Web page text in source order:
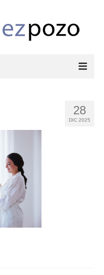
28
DIC 2025